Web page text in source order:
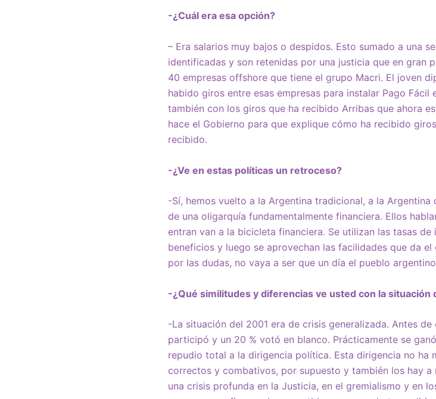
-¿Cuál era esa opción?
– Era salarios muy bajos o despidos. Esto sumado a una
identificadas y son retenidas por una justicia que en gran
40 empresas offshore que tiene el grupo Macri. El joven
habido giros entre esas empresas para instalar Pago Fácil
también con los giros que ha recibido Arribas que ahora
hace el Gobierno para que explique cómo ha recibido
recibido.
-¿Ve en estas políticas un retroceso?
-Sí, hemos vuelto a la Argentina tradicional, a la
de una oligarquía fundamentalmente financiera. Ellos
entran van a la bicicleta financiera. Se utilizan las tasas
beneficios y luego se aprovechan las facilidades que da
por las dudas, no vaya a ser que un día el pueblo
-¿Qué similitudes y diferencias ve usted con la situación
-La situación del 2001 era de crisis generalizada. Antes
participó y un 20 % votó en blanco. Prácticamente se
repudio total a la dirigencia política. Esta dirigencia no ha
correctos y combativos, por supuesto y también los hay
una crisis profunda en la Justicia, en el gremialismo y en